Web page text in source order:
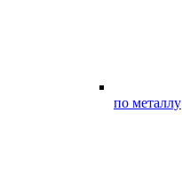
по металлу